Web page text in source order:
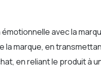
avec la
la marque, en
en reliant le produit à